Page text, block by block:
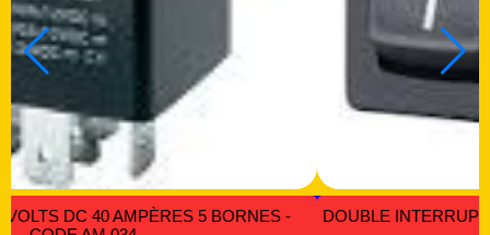
EN UN SEUL LOGEMENT ON/OF